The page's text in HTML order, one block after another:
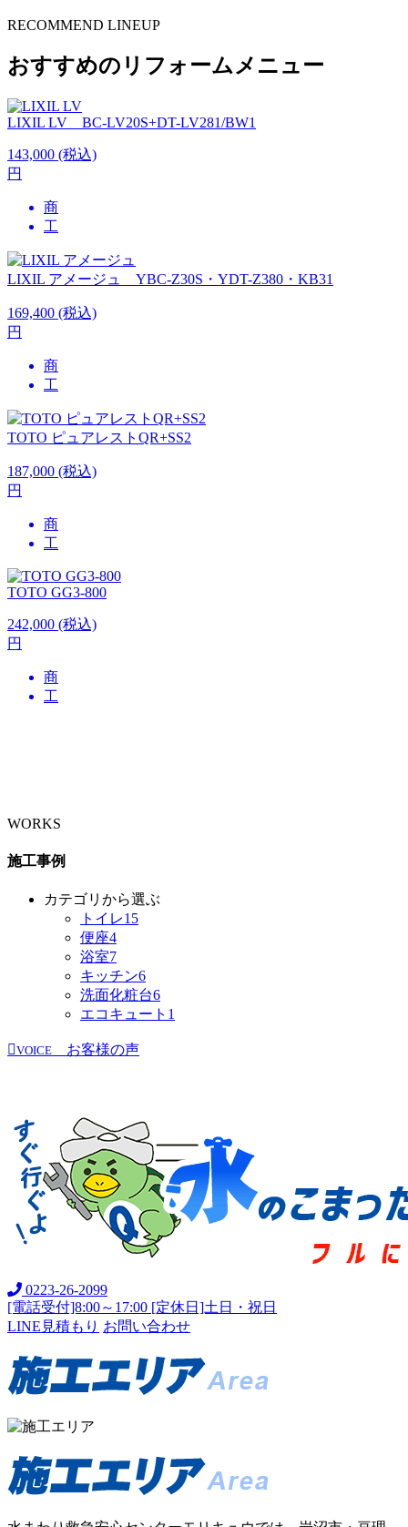
RECOMMEND LINEUP
おすすめのリフォームメニュー
LIXIL LV BC-LV20S+DT-LV281/BW1
143,000 (税込)
円
商
工
LIXIL アメージュ YBC-Z30S・YDT-Z380・KB31
169,400 (税込)
円
商
工
TOTO ピュアレストQR+SS2
187,000 (税込)
円
商
工
TOTO GG3-800
242,000 (税込)
円
商
工
WORKS
施工事例
カテゴリから選ぶ
トイレ15
便座4
浴室7
キッチン6
洗面化粧台6
エコキュート 1
VOICE お客様の声
0223-26-2099
[電話受付]8:00～17:00 [定休日]土日・祝日
LINE見積もり お問い合わせ